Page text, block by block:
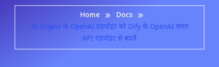
Home
Docs
AI Engine के OpenAI एंडपॉइंट को Dify के OpenAI संगत
API एंडपॉइंट से बदलें